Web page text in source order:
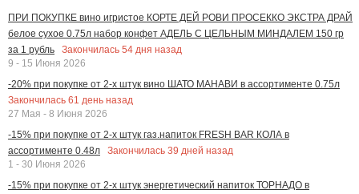
ПРИ ПОКУПКЕ вино игристое КОРТЕ ДЕЙ РОВИ ПРОСЕККО ЭКСТРА ДРАЙ
белое сухое 0.75л набор конфет АДЕЛЬ С ЦЕЛЬНЫМ МИНДАЛЕМ 150 гр
за 1 рубль
Закончилась 54 дня назад
9 - 15 Июня 2026
-20% при покупке от 2-х штук вино ШАТО МАНАВИ в ассортименте 0.75л
Закончилась 61 день назад
27 Мая - 8 Июня 2026
-15% при покупке от 2-х штук газ.напиток FRESH BAR КОЛА в
ассортименте 0.48л
Закончилась 39 дней назад
1 - 30 Июня 2026
-15% при покупке от 2-х штук энергетический напиток ТОРНАДО в